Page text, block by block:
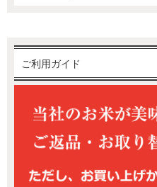
ご利用ガイド